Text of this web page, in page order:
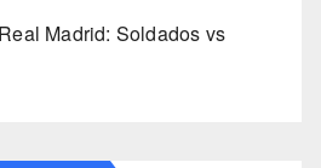
Madrid: Soldados vs